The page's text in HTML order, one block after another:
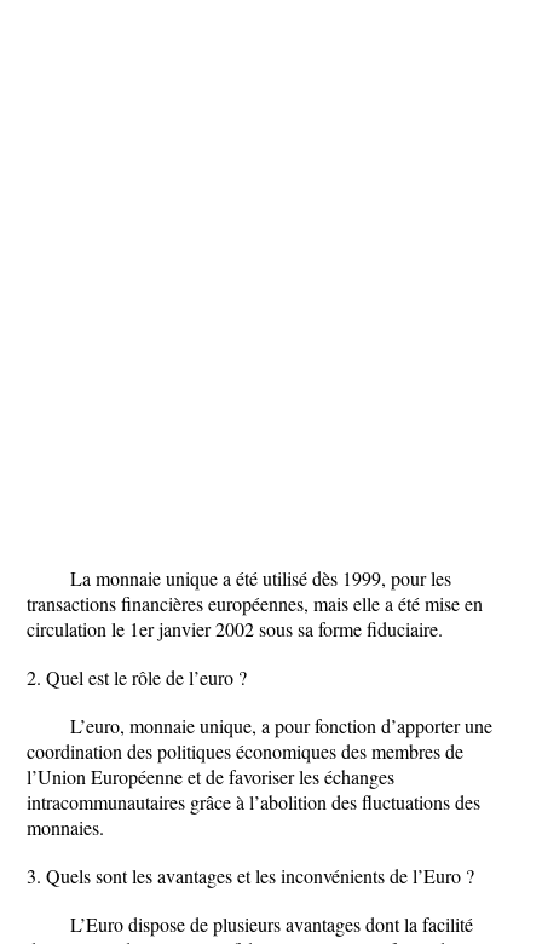
La monnaie unique a été utilisé dès 1999, pour les
transactions financières européennes, mais elle a été mise en
circulation le 1er janvier 2002 sous sa forme fiduciaire.
2. Quel est le rôle de l’euro ?
L’euro, monnaie unique, a pour fonction d’apporter une
coordination des politiques économiques des membres de
l’Union Européenne et de favoriser les échanges
intracommunautaires grâce à l’abolition des fluctuations des
monnaies.
3. Quels sont les avantages et les inconvénients de l’Euro ?
L’Euro dispose de plusieurs avantages dont la facilité